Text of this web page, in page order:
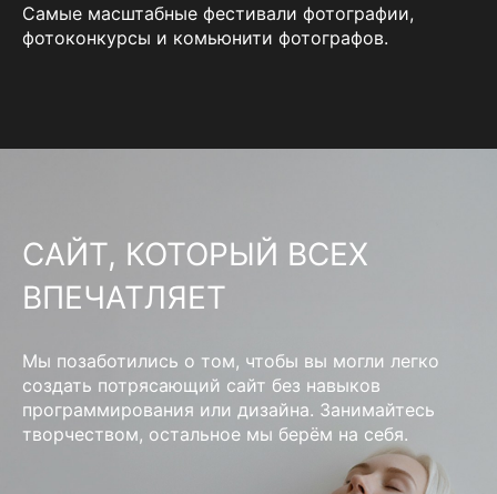
Самые масштабные фестивали фотографии,
фотоконкурсы и комьюнити фотографов.
САЙТ, КОТОРЫЙ ВСЕХ
ВПЕЧАТЛЯЕТ
Мы позаботились о том, чтобы вы могли легко
создать потрясающий сайт без навыков
программирования или дизайна. Занимайтесь
творчеством, остальное мы берём на себя.